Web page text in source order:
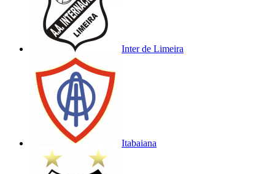
Inter de Limeira
Itabaiana